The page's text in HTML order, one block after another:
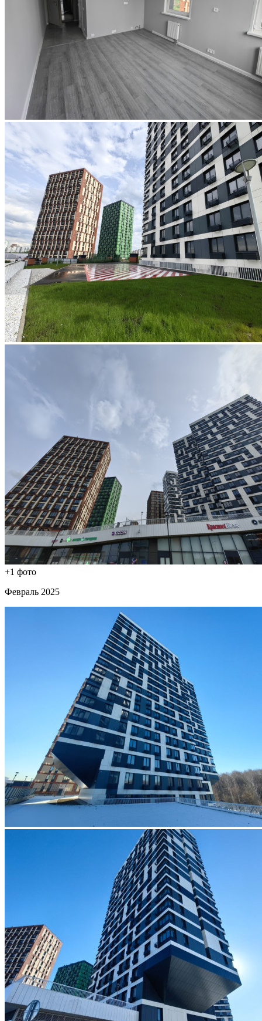
+1 фото
Февраль 2025